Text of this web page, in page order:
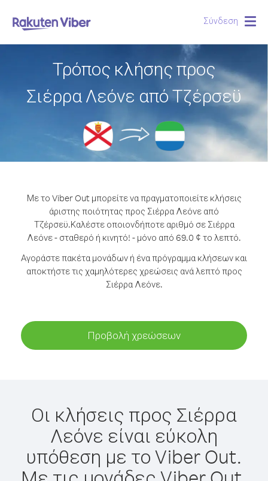
Σύνδεση
Τρόπος κλήσης προς
Σιέρρα Λεόνε από Τζέρσεϋ
Με το Viber Out μπορείτε να πραγματοποιείτε κλήσεις
άριστης ποιότητας προς Σιέρρα Λεόνε από
Τζέρσεϋ.Καλέστε οποιονδήποτε αριθμό σε Σιέρρα
Λεόνε - σταθερό ή κινητό! - μόνο από 69.0 ¢ το λεπτό.
Αγοράστε πακέτα μονάδων ή ένα πρόγραμμα κλήσεων και
αποκτήστε τις χαμηλότερες χρεώσεις ανά λεπτό προς
Σιέρρα Λεόνε.
Προβολή χρεώσεων
Οι κλήσεις προς Σιέρρα
Λεόνε είναι εύκολη
υπόθεση με το Viber Out.